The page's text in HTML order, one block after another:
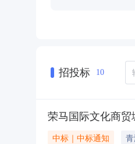
招投标 10
荣马国际文化商
中标｜中标通知